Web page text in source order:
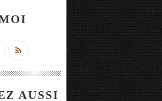
AUSSI